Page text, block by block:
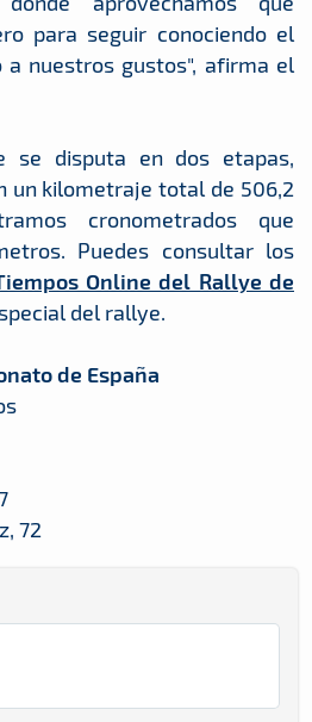
para seguir conociendo el
a nuestros gustos", afirma el
se disputa en dos etapas,
un kilometraje total de 506,2
cronometrados que
Puedes consultar los
Online del Rallye de
del rallye.
de España
72